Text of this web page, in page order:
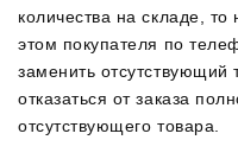
количества на складе,
этом покупателя по
заменить отсутствующий
отказаться от заказа
отсутствующего товара.